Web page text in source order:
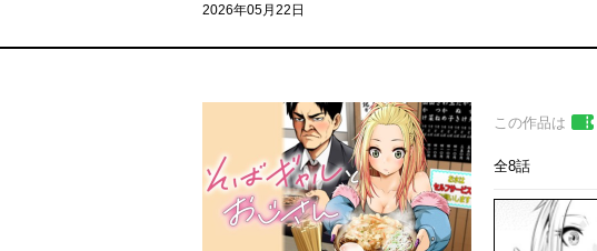
2026年05月22日
この作品は
全8話